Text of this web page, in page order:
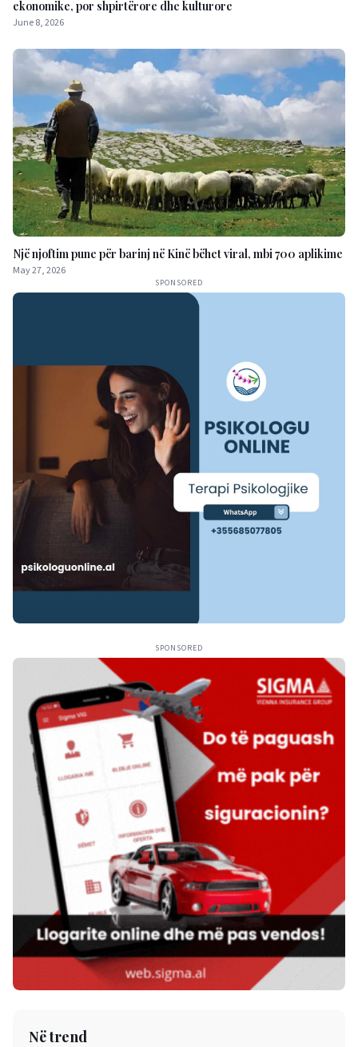
ekonomike, por shpirtërore dhe kulturore
June 8, 2026
Një njoftim pune për barinj në Kinë bëhet viral, mbi 700 aplikime
May 27, 2026
SPONSORED
SPONSORED
Në trend